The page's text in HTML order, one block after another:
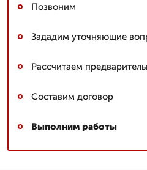
Позвоним
Зададим уточняющие
Рассчитаем
Составим договор
Выполним работы